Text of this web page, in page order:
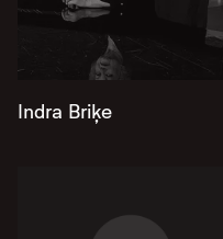
Indra Briķe